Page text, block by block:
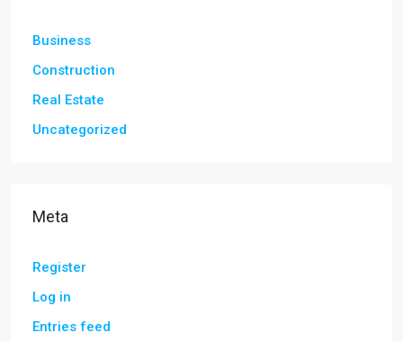
Business
Construction
Real Estate
Uncategorized
Meta
Register
Log in
Entries feed